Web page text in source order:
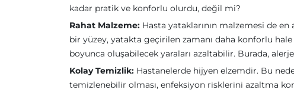
kadar pratik ve konforlu olurdu, değil mi?
Rahat Malzeme: Hasta yataklarının malzemesi de
bir yüzey, yatakta geçirilen zamanı daha konforlu
boyunca oluşabilecek yaraları azaltabilir. Burada,
Kolay Temizlik: Hastanelerde hijyen elzemdir. Bu
temizlenebilir olması, enfeksiyon risklerini azaltma